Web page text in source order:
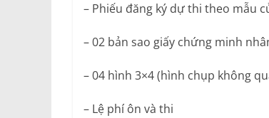
– Phiếu đăng ký dự thi theo mẫu
– 02 bản sao giấy chứng minh
– 04 hình 3×4 (hình chụp không
– Lệ phí ôn và thi